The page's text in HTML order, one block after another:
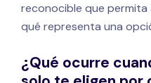
reconocible que
qué representa una
¿Qué ocurre